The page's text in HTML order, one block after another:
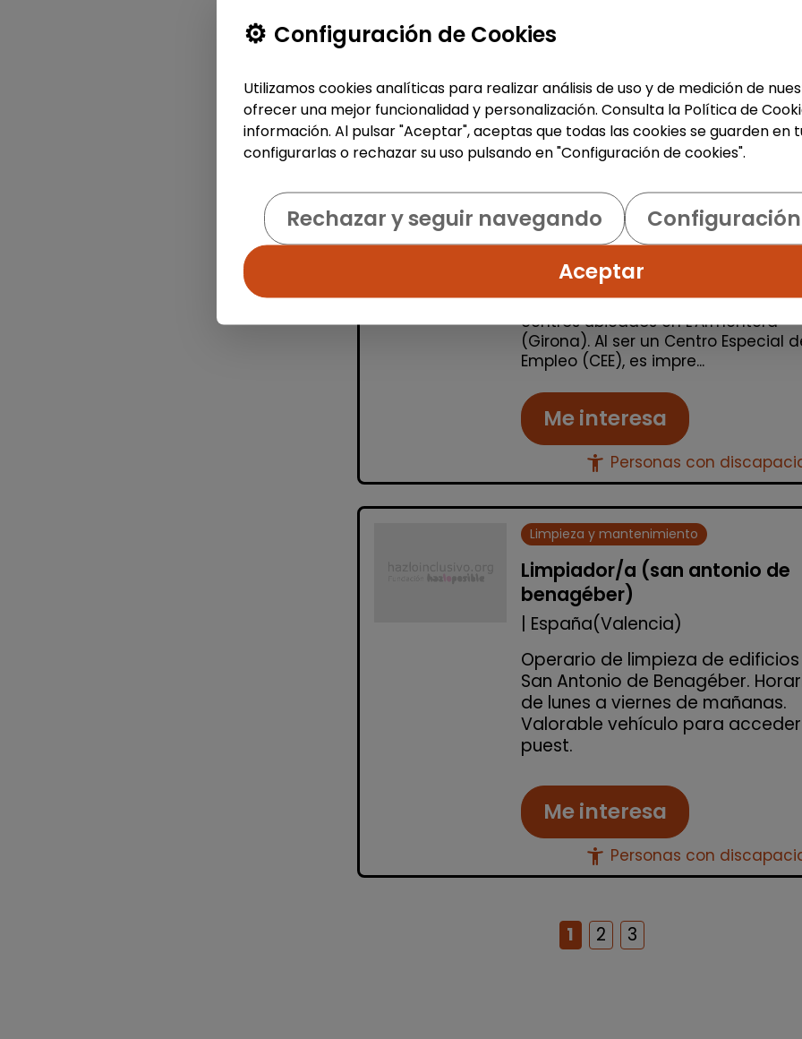
Limpieza y mantenimiento
Operario/ària de limpieza -
vacaciones y puesto fijo)
SERNET SOCIAL | España(Girona)
Seleccionamos una persona de
limpieza para realizar la cobertura de
sustituciones de vacaciones en
centros ubicados en L'Armentera
(Girona). Al ser un Centro Especial
Empleo (CEE), es impre...
Me interesa
accessibility_new Personas con
Limpieza y mantenimiento
Limpiador/a (san antonio de
benagéber)
| España(Valencia)
Operario de limpieza de edificios
San Antonio de Benagéber.
de lunes a viernes de mañanas.
Valorable vehículo para
puest.
Me interesa
accessibility_new Personas con
1 2 3
Configuración de Cookies
Utilizamos cookies analíticas para realizar análisis de uso y de medición de
ofrecer una mejor funcionalidad y personalización. Consulta la Política de
información. Al pulsar "Aceptar", aceptas que todas las cookies se guarden en
configurarlas o rechazar su uso pulsando en "Configuración de cookies".
Rechazar y seguir navegando
Aceptar